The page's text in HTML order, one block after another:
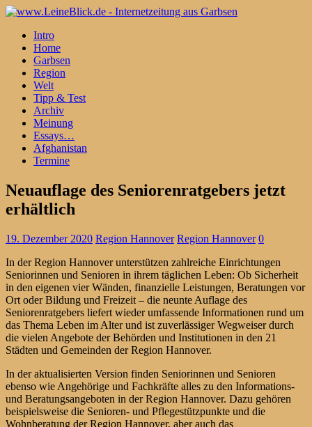
Intro
Home
Garbsen
Region
Welt
Tipp & Test
Archiv
Meinung
Essays…
Afghanistan
Termine
Neuauflage des Seniorenratgebers jetzt
erhältlich
19. Dezember 2020 Region Hannover Region Hannover 0
In der Region Hannover unterstützen zahlreiche Einrichtungen
Seniorinnen und Senioren in ihrem täglichen Leben: Ob Sicherheit
in den eigenen vier Wänden, finanzielle Leistungen, Beratungen vor
Ort oder Bildung und Freizeit – die neunte Auflage des
Seniorenratgebers liefert wieder umfassende Informationen rund um
das Thema Leben im Alter und ist zuverlässiger Wegweiser durch
die vielen Angebote der Behörden und Institutionen in den 21
Städten und Gemeinden der Region Hannover.
In der aktualisierten Version finden Seniorinnen und Senioren
ebenso wie Angehörige und Fachkräfte alles zu den Informations-
und Beratungsangeboten in der Region Hannover. Dazu gehören
beispielsweise die Senioren- und Pflegestützpunkte und die
Wohnberatung der Region Hannover, aber auch das